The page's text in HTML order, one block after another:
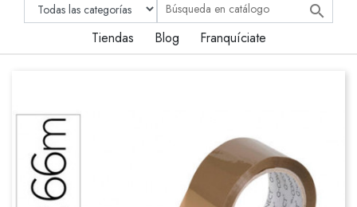

Tiendas Blog Franquíciate